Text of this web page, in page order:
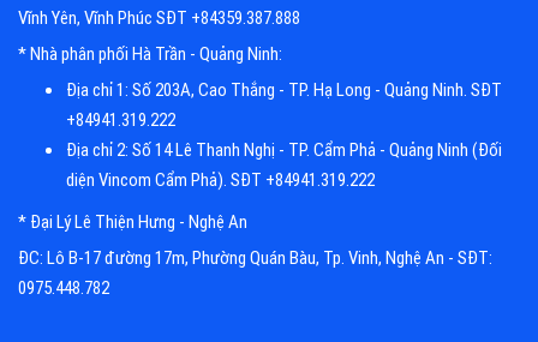
Vĩnh Yên, Vĩnh Phúc SĐT +84359.387.888
* Nhà phân phối Hà Trần - Quảng Ninh:
Địa chỉ 1: Số 203A, Cao Thắng - TP. Hạ Long - Quảng Ninh. SĐT
+84941.319.222
Địa chỉ 2: Số 14 Lê Thanh Nghị - TP. Cẩm Phả - Quảng Ninh (Đối
diện Vincom Cẩm Phả). SĐT +84941.319.222
* Đại Lý Lê Thiện Hưng - Nghệ An
ĐC: Lô B-17 đường 17m, Phường Quán Bàu, Tp. Vinh, Nghệ An - SĐT:
0975.448.782